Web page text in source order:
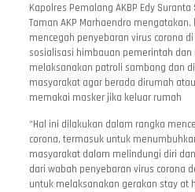
Kapolres Pemalang AKBP Edy
Taman AKP Marhaendro
mencegah penyebaran virus corona
sosialisasi himbauan pemerintah dan
melaksanakan patroli sambang dan
masyarakat agar berada dirumah
memakai masker jika keluar rumah
“Hal ini dilakukan dalam rangka
corona, termasuk untuk
masyarakat dalam melindungi diri
dari wabah penyebaran virus corona
untuk melaksanakan gerakan stay at